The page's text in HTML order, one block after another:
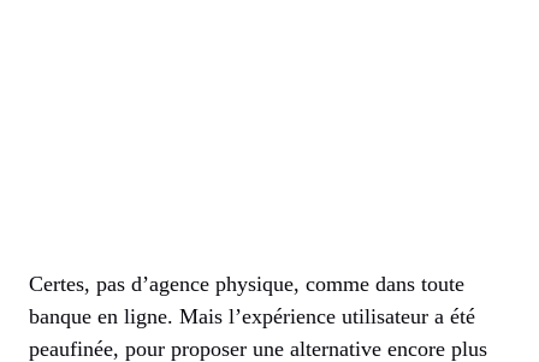
Certes, pas d’agence physique, comme dans toute
banque en ligne. Mais l’expérience utilisateur a été
peaufinée, pour proposer une alternative encore plus